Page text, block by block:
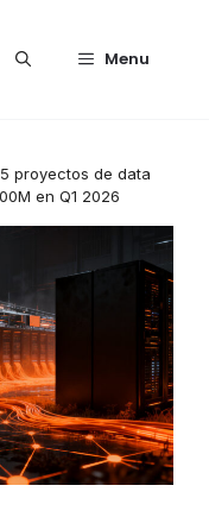
Menu
proyectos de data
en Q1 2026